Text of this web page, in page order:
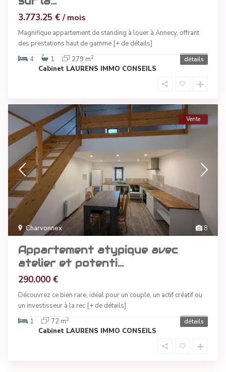
3.773.25 €/ mois
Magnifique appartement de standing à louer à Annecy, offrant
des prestations haut de gamme [+ de détails]
4
1 279 m2 détails
Cabinet LAURENS IMMO CONSEILS
8
Charvonnex
Vente
Appartement atypique avec
atelier et potenti...
290.000 €
Découvrez ce bien rare, idéal pour un couple, un actif créatif ou
un investisseur à la rec [+ de détails]
1
72 m2 détails
Cabinet LAURENS IMMO CONSEILS